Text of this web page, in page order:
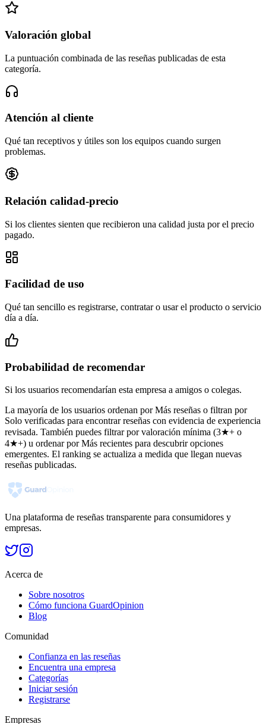
Valoración global
La puntuación combinada de las reseñas publicadas de esta
categoría.
Atención al cliente
Qué tan receptivos y útiles son los equipos cuando surgen
problemas.
Relación calidad-precio
Si los clientes sienten que recibieron una calidad justa por el precio
pagado.
Facilidad de uso
Qué tan sencillo es registrarse, contratar o usar el producto o servicio
día a día.
Probabilidad de recomendar
Si los usuarios recomendarían esta empresa a amigos o colegas.
La mayoría de los usuarios ordenan por Más reseñas o filtran por
Solo verificadas para encontrar reseñas con evidencia de experiencia
revisada. También puedes filtrar por valoración mínima (3★+ o
4★+) u ordenar por Más recientes para descubrir opciones
emergentes. El ranking se actualiza a medida que llegan nuevas
reseñas publicadas.
Una plataforma de reseñas transparente para consumidores y
empresas.
Acerca de
Sobre nosotros
Cómo funciona GuardOpinion
Blog
Comunidad
Confianza en las reseñas
Encuentra una empresa
Categorías
Iniciar sesión
Registrarse
Empresas